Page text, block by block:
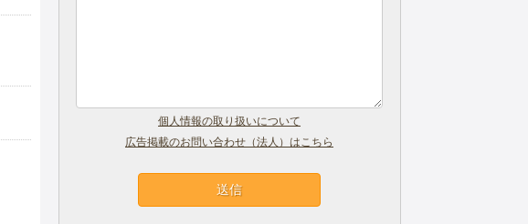
個人情報の取り扱いについて
広告掲載のお問い合わせ（法人）はこちら